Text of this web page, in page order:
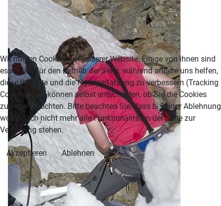
Wir nutzen Cookies auf unserer Website. Einige von ihnen sind
essenziell für den Betrieb der Seite, während andere uns helfen,
diese Website und die Nutzererfahrung zu verbessern (Tracking
Cookies). Sie können selbst entscheiden, ob Sie die Cookies
zulassen möchten. Bitte beachten Sie, dass bei einer Ablehnung
womöglich nicht mehr alle Funktionalitäten der Seite zur
Verfügung stehen.
Akzeptieren Ablehnen